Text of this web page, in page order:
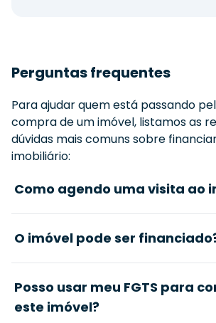
Perguntas frequentes
Para ajudar quem está passando
compra de um imóvel, listamos as
dúvidas mais comuns sobre
imobiliário:
Como agendo uma visita ao
O imóvel pode ser
Posso usar meu FGTS para
este imóvel?